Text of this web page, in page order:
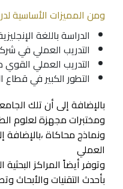
ومن المميزات الأساسية
الدراسة باللغة
التدريب العملي في
التدريب العملي
التطور الكبير في قطاع
بالإضافة إلى أن تلك
ومختبرات مجهزة لعلوم
ونماذج محاكاة ،بالإضافة
العملي
وتوفر أيضاً المراكز
بأحدث التقنيات والأبحاث